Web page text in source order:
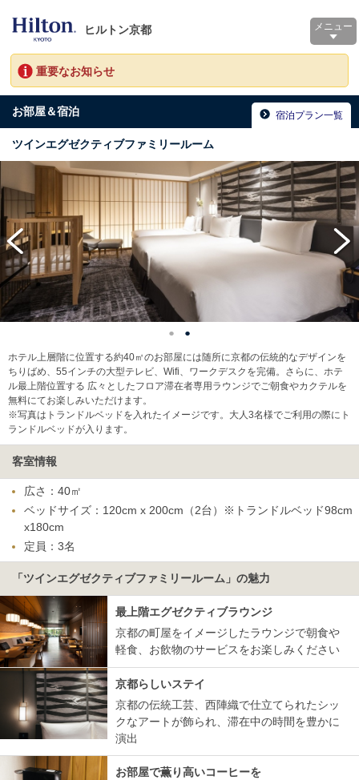
ヒルトン京都 メニュー
重要なお知らせ
お部屋＆宿泊 宿泊プラン一覧
ツインエグゼクティブファミリールーム
ホテル上層階に位置する約40㎡のお部屋には随所に京都の伝統的なデザインを
ちりばめ、55インチの大型テレビ、Wifi、ワークデスクを完備。さらに、ホテ
ル最上階位置する 広々としたフロア滞在者専用ラウンジでご朝食やカクテルを
無料にてお楽しみいただけます。
※写真はトランドルベッドを入れたイメージです。大人3名様でご利用の際にト
ランドルベッドが入ります。
客室情報
広さ：40㎡
ベッドサイズ：120cm x 200cm（2台）※トランドルベッド98cm
x180cm
定員：3名
「ツインエグゼクティブファミリールーム」の魅力
最上階エグゼクティブラウンジ
京都の町屋をイメージしたラウンジで朝食や
軽食、お飲物のサービスをお楽しみください
京都らしいステイ
京都の伝統工芸、西陣織で仕立てられたシッ
クなアートが飾られ、滞在中の時間を豊かに
演出
お部屋で薫り高いコーヒーを